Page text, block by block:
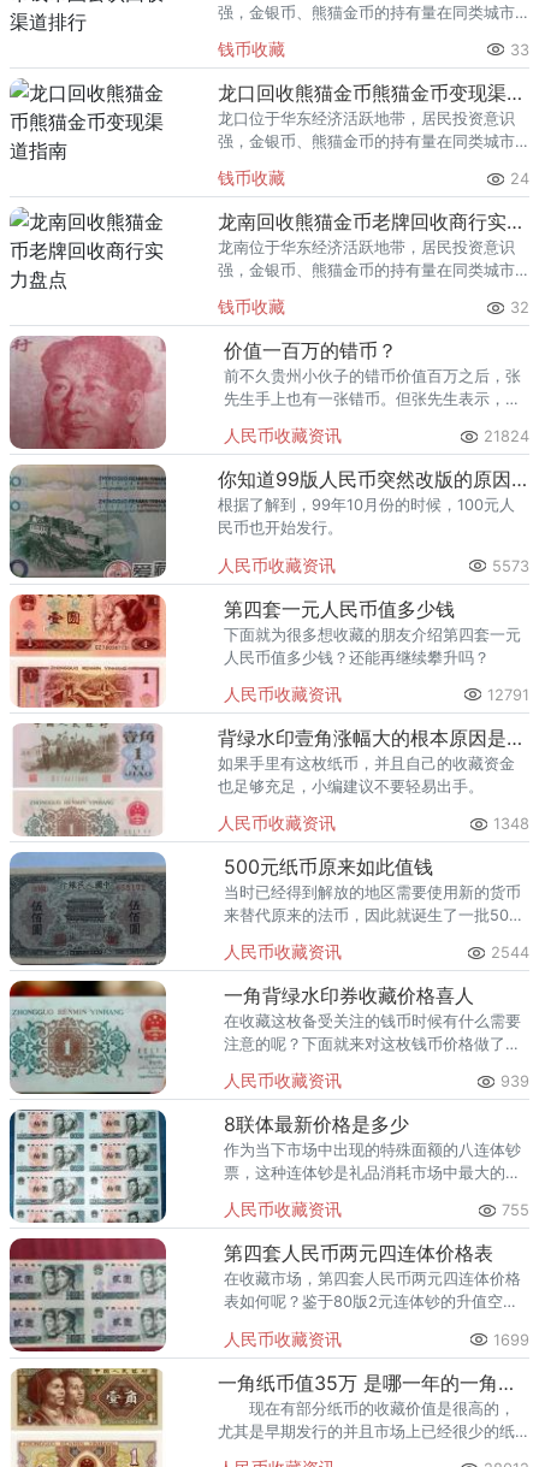
强，金银币、熊猫金币的持有量在同类城市
熊猫金币的需求就明显升温，但鱼龙混杂的
回收渠道里，能精准识别版别溢
钱币收藏 33
龙口回收熊猫金币熊猫金币变现渠道指南
龙口位于华东经济活跃地带，居民投资意识
强，金银币、熊猫金币的持有量在同类城市
熊猫金币的需求就明显升温，但鱼龙混杂的
回收渠道里，能精准识别版别溢
钱币收藏 24
龙南回收熊猫金币老牌回收商行实力盘点
龙南位于华东经济活跃地带，居民投资意识
强，金银币、熊猫金币的持有量在同类城市
熊猫金币的需求就明显升温，但鱼龙混杂的
回收渠道里，能精准识别版别溢
钱币收藏 32
价值一百万的错币？
前不久贵州小伙子的错币价值百万之后，张
先生手上也有一张错币。但张先生表示，自
人民币收藏资讯 21824
你知道99版人民币突然改版的原因吗?
根据了解到，99年10月份的时候，100元人
民币也开始发行。
人民币收藏资讯 5573
第四套一元人民币值多少钱
下面就为很多想收藏的朋友介绍第四套一元
人民币值多少钱？还能再继续攀升吗？
人民币收藏资讯 12791
背绿水印壹角涨幅大的根本原因是什么
如果手里有这枚纸币，并且自己的收藏资金
也足够充足，小编建议不要轻易出手。
人民币收藏资讯 1348
500元纸币原来如此值钱
当时已经得到解放的地区需要使用新的货币
来替代原来的法币，因此就诞生了一批500
币。
人民币收藏资讯 2544
一角背绿水印券收藏价格喜人
在收藏这枚备受关注的钱币时候有什么需要
注意的呢？下面就来对这枚钱币价格做了
人民币收藏资讯 939
8联体最新价格是多少
作为当下市场中出现的特殊面额的八连体钞
票，这种连体钞是礼品消耗市场中最大的产
状态中的。
人民币收藏资讯 755
第四套人民币两元四连体价格表
在收藏市场，第四套人民币两元四连体价格
表如何呢？鉴于80版2元连体钞的升值空间
少的投机分子以及一些外来的大量游资，从
而会加大投资的风险。
人民币收藏资讯 1699
一角纸币值35万 是哪一年的一角纸币
现在有部分纸币的收藏价值是很高的，
尤其是早期发行的并且市场上已经很少的纸